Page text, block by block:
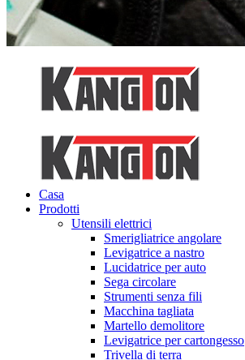
Casa
Prodotti
Utensili elettrici
Smerigliatrice angolare
Levigatrice a nastro
Lucidatrice per auto
Sega circolare
Strumenti senza fili
Macchina tagliata
Martello demolitore
Levigatrice per cartongesso
Trivella di terra